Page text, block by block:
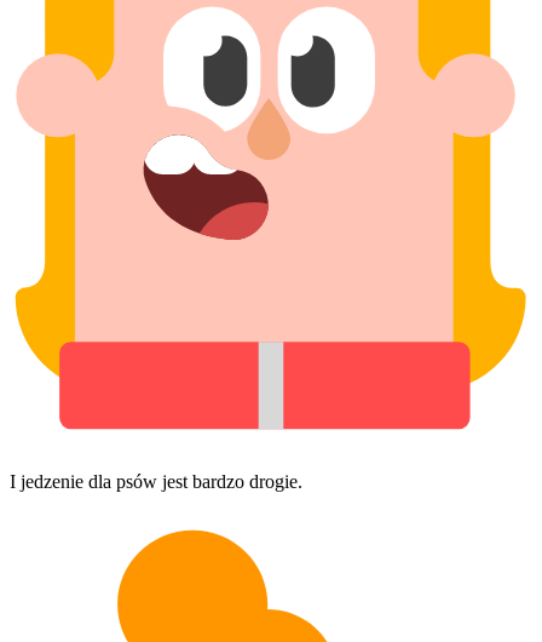
I jedzenie dla psów jest bardzo drogie.